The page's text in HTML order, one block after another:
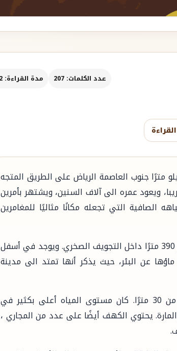
عدد الكلمات: 207 مدة القراءة: 2 د
هيت أو دحل هيت على بعد حوالى 35 كيلو مترًا جنوب العاصمة الرياض على الطريق المتجه
الخرج قرابة 40 كيلومتر تقريبا، ويعود عمره الى آلاف السنين، ويشتهر بأمرين
الصافية التي تجعله مكانًا مثاليًا للمغامرين
وهو عبارة عن مضرب نجم في الأرض يصل عمقه الى 390 مترًا داخل التجويف الصخري. ويوجد في أسفل
عن البئر، حيث يذكر أنها تمتد الى مدينة
يبلغ عمق البحيرة الجوفية في قلب الكهف أكثر من 30 مترًا. كان مستوى المياه أعلى بكثير في
يحتوي الكهف أيضًا على عدد من المجاري ،